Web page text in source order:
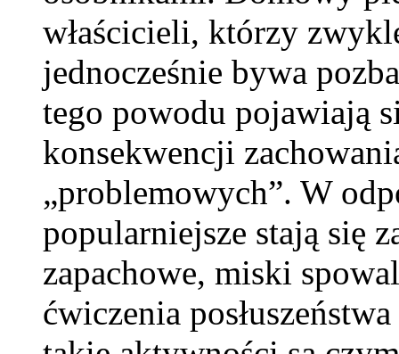
właścicieli, którzy
jednocześnie bywa
tego powodu pojawiają
konsekwencji
„problemowych”. W
popularniejsze stają się
zapachowe, miski
ćwiczenia